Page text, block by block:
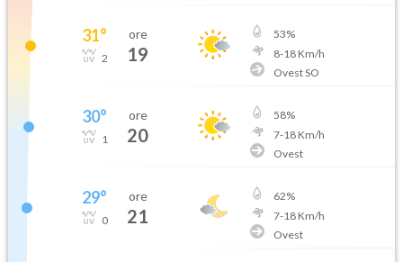
31°
2
ore
19
53%
8-18Km/h
Ovest SO
30°
1
ore
20
58%
7-18Km/h
Ovest
29°
0
ore
21
62%
7-18Km/h
Ovest